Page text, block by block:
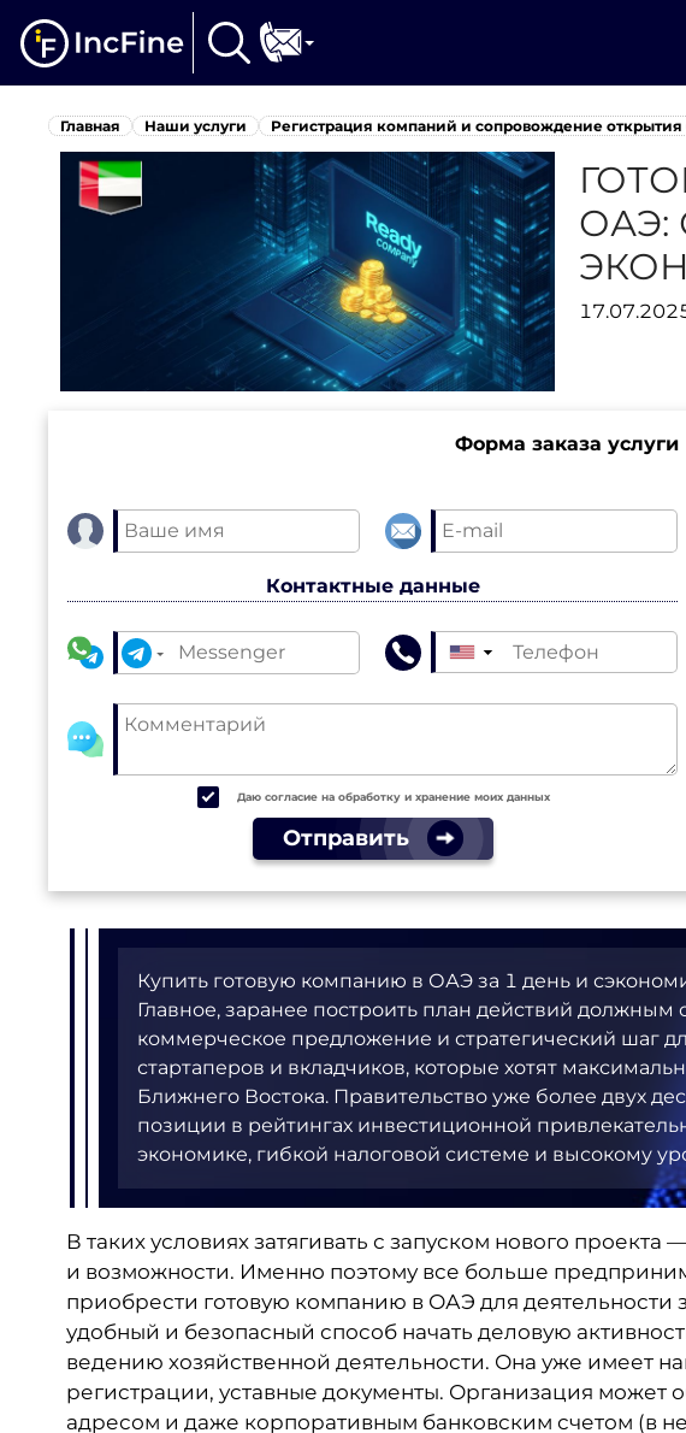
Главная Наши услуги Регистрация компаний и сопровождение открытия
ОАЭ:
Форма заказа услуги
Контактные данные
▼
Даю согласие на обработку и хранение моих данных
Отправить
Купить готовую компанию в ОАЭ за 1 день и
Главное, заранее построить план действий должным
коммерческое предложение и стратегический шаг
стартаперов и вкладчиков, которые хотят
Ближнего Востока. Правительство уже более двух
позиции в рейтингах инвестиционной
экономике, гибкой налоговой системе и высокому
В таких условиях затягивать с запуском нового
и возможности. Именно поэтому все больше
приобрести готовую компанию в ОАЭ для деятельности
удобный и безопасный способ начать деловую
ведению хозяйственной деятельности. Она уже имеет
регистрации, уставные документы. Организация может
адресом и даже корпоративным банковским счетом (в